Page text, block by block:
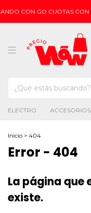
CON GO CUOTAS
ELECTRO
Inicio > 404
Error - 404
La página que
existe.